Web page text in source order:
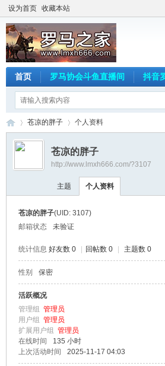
设为首页 收藏本站
首页 罗马协会斗鱼直播间 抖音
›
苍凉的胖子 个人资料
苍凉的胖子
http://www.lmxh666.com/?3107
主题 个人资料
苍凉的胖子(UID: 3107)
邮箱状态
未验证
统计信息 好友数 0 回帖数 0 主题数 0
性别 保密
活跃概况
管理组 管理员
用户组 管理员
扩展用户组 管理员
在线时间
135 小时
上次活动时间
2025-11-17 04:03